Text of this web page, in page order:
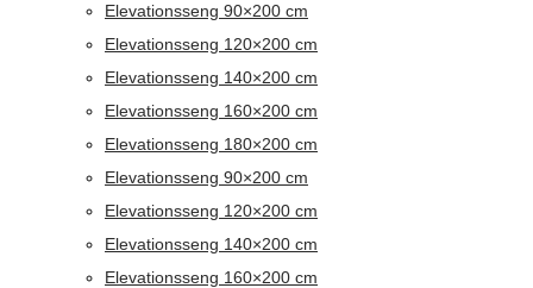
Elevationsseng 90×200 cm
Elevationsseng 120×200 cm
Elevationsseng 140×200 cm
Elevationsseng 160×200 cm
Elevationsseng 180×200 cm
Elevationsseng 90×200 cm
Elevationsseng 120×200 cm
Elevationsseng 140×200 cm
Elevationsseng 160×200 cm